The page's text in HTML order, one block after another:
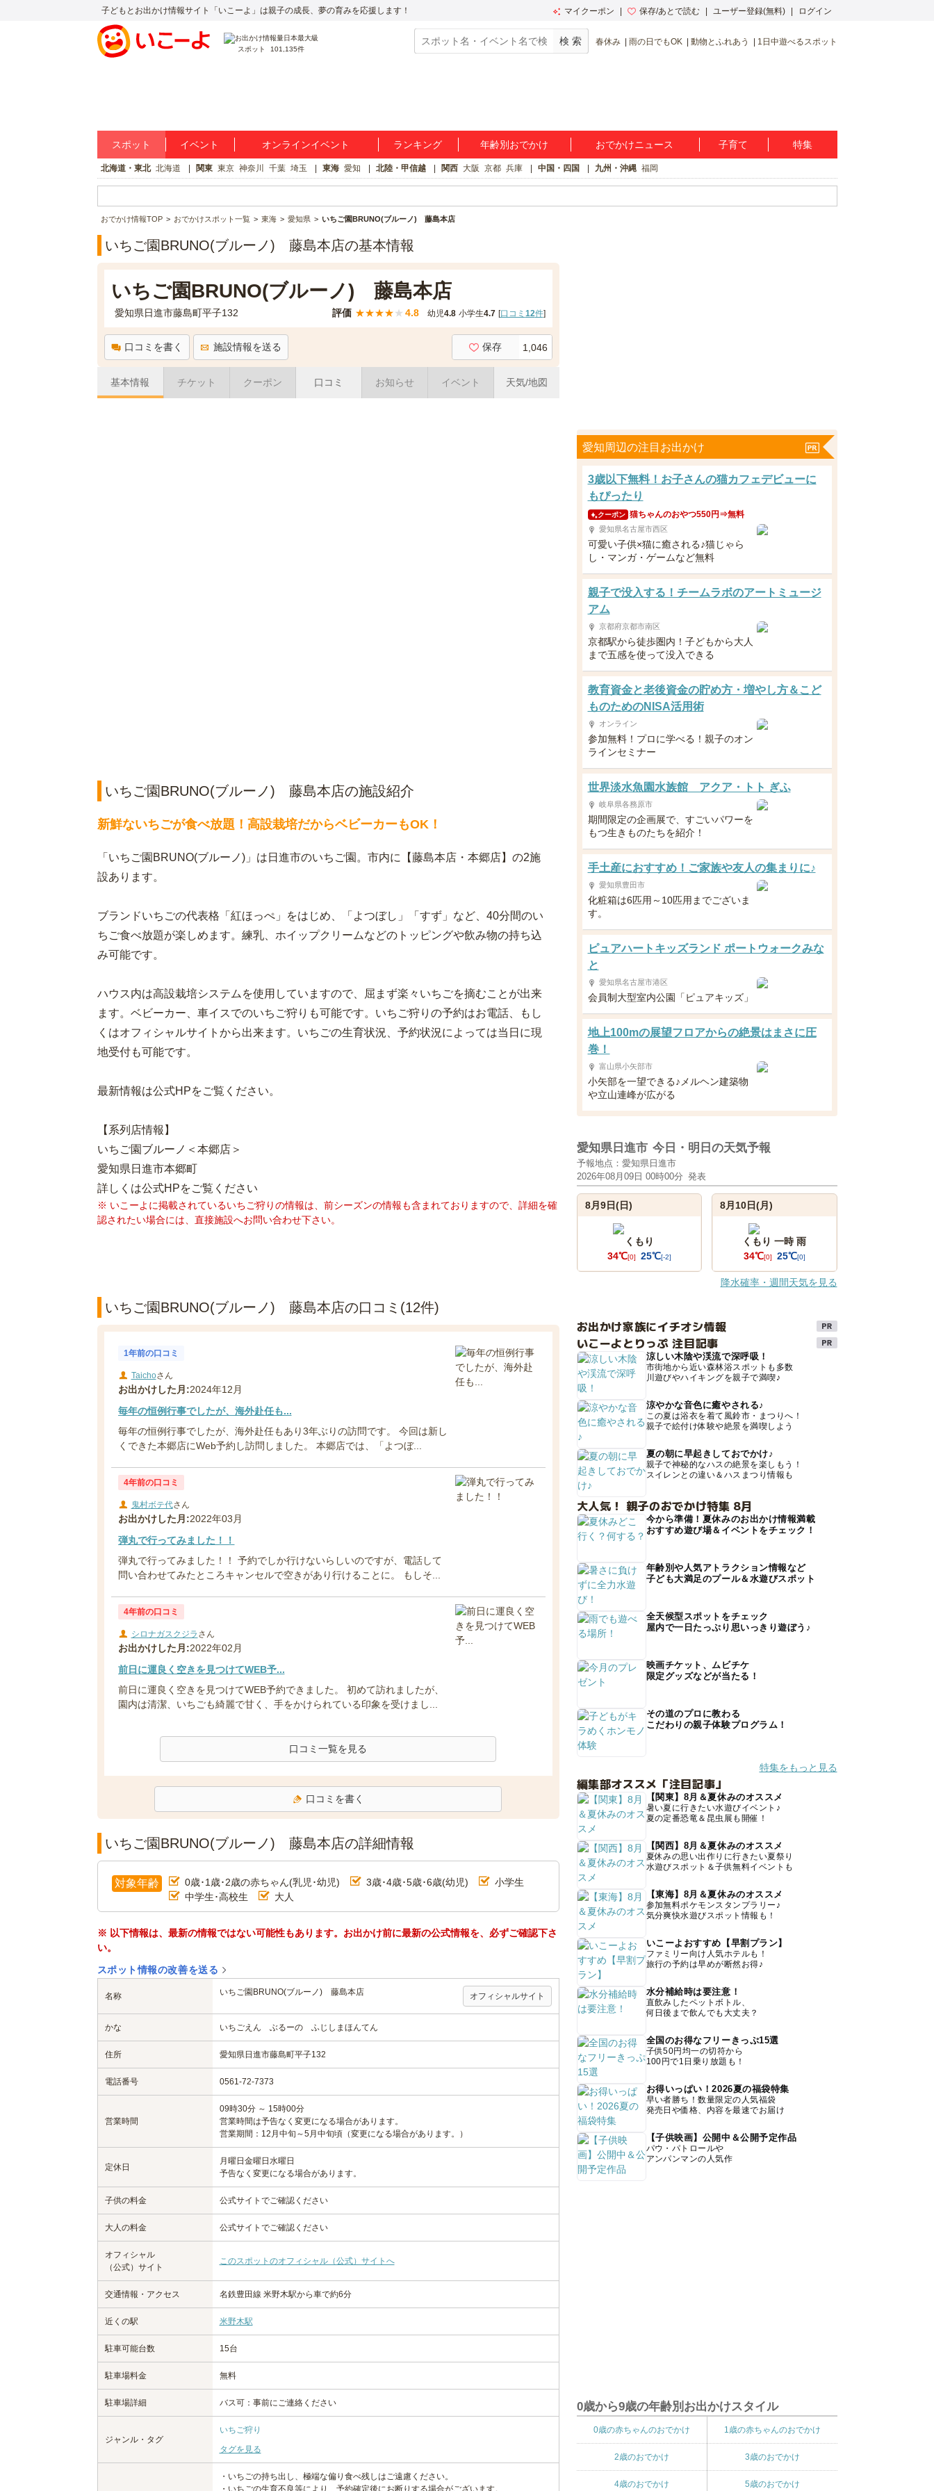
子どもとお出かけ情報サイト「いこーよ」は親子の成長、夢の育みを応援します！ マイクーポン 保存/あとで読む ユーザー登録(無料) ログイン
スポット 101,135件
春休み 雨の日でもOK 動物とふれあう 1日中遊べるスポット
スポット イベント オンラインイベント ランキング 年齢別おでかけ おでかけニュース 子育て 特集
北海道・東北 北海道 関東 東京 神奈川 千葉 埼玉 東海 愛知 北陸・甲信越 関西 大阪 京都 兵庫 中国・四国 九州・沖縄 福岡
おでかけ情報TOP おでかけスポット一覧 東海 愛知県 いちご園BRUNO(ブルーノ) 藤島本店
いちご園BRUNO(ブルーノ) 藤島本店の基本情報
いちご園BRUNO(ブルーノ) 藤島本店
愛知県日進市藤島町平子132 評価 ★★★★★ 4.8 幼児4.8 小学生4.7 [口コミ 12件]
口コミを書く 施設情報を送る 保存 1,046
基本情報 チケット クーポン 口コミ お知らせ イベント 天気/地図
いちご園BRUNO(ブルーノ) 藤島本店の施設紹介
新鮮ないちごが食べ放題！高設栽培だからベビーカーもOK！
「いちご園BRUNO(ブルーノ)」は日進市のいちご園。市内に【藤島本店・本郷店】の2施
設あります。
ブランドいちごの代表格「紅ほっぺ」をはじめ、「よつぼし」「すず」など、40分間のい
ちご食べ放題が楽しめます。練乳、ホイップクリームなどのトッピングや飲み物の持ち込
み可能です。
ハウス内は高設栽培システムを使用していますので、屈まず楽々いちごを摘むことが出来
ます。ベビーカー、車イスでのいちご狩りも可能です。いちご狩りの予約はお電話、もし
くはオフィシャルサイトから出来ます。いちごの生育状況、予約状況によっては当日に現
地受付も可能です。
最新情報は公式HPをご覧ください。
【系列店情報】
いちご園ブルーノ＜本郷店＞
愛知県日進市本郷町
詳しくは公式HPをご覧ください
※ いこーよに掲載されているいちご狩りの情報は、前シーズンの情報も含まれておりますので、詳細を確
認されたい場合には、直接施設へお問い合わせ下さい。
いちご園BRUNO(ブルーノ) 藤島本店の口コミ(12件)
1年前の口コミ
Taichoさん
お出かけした月:2024年12月
毎年の恒例行事でしたが、海外赴任も...
毎年の恒例行事でしたが、海外赴任もあり3年ぶりの訪問です。 今回は新し
くできた本郷店にWeb予約し訪問しました。 本郷店では、「よつぼ...
4年前の口コミ
鬼村ボテ代さん
お出かけした月:2022年03月
弾丸で行ってみました！！
弾丸で行ってみました！！ 予約でしか行けないらしいのですが、電話して
問い合わせてみたところキャンセルで空きがあり行けることに。 もしそ...
4年前の口コミ
シロナガスクジラ さん
お出かけした月:2022年02月
前日に運良く空きを見つけてWEB予...
前日に運良く空きを見つけてWEB予約できました。 初めて訪れましたが、
園内は清潔、いちごも綺麗で甘く、手をかけられている印象を受けまし...
口コミ一覧を見る
口コミを書く
いちご園BRUNO(ブルーノ) 藤島本店の詳細情報
対象年齢 0歳･1歳･2歳の赤ちゃん(乳児･幼児) 3歳･4歳･5歳･6歳(幼児)
小学生
中学生･高校生
大人
※ 以下情報は、最新の情報ではない可能性もあります。お出かけ前に最新の公式情報を、必ずご確認下さ
い。
スポット情報の改善を送る
名称 いちご園BRUNO(ブルーノ) 藤島本店 オフィシャルサイト
かな いちごえん ぶるーの ふじしまほんてん
住所 愛知県日進市藤島町平子132
電話番号 0561-72-7373
営業時間
09時30分 ～ 15時00分
営業時間は予告なく変更になる場合があります。
営業期間：12月中旬～5月中旬頃（変更になる場合があります。）
定休日
月曜日 金曜日 水曜日
予告なく変更になる場合があります。
子供の料金 公式サイトでご確認ください
大人の料金 公式サイトでご確認ください
オフィシャル
（公式）サイト
このスポットのオフィシャル（公式）サイトへ
交通情報・アクセス 名鉄豊田線 米野木駅から車で約6分
近くの駅 米野木駅
駐車可能台数 15台
駐車場料金 無料
駐車場詳細 バス可：事前にご連絡ください
ジャンル・タグ
いちご狩り
タグを見る
・いちごの持ち出し、極端な偏り食べ残しはご遠慮ください。
・いちごの生育不良等により、予約確定後にお断りする場合がございます。
愛知周辺の注目お出かけ
3歳以下無料！お子さんの猫カフェデビューに
もぴったり
クーポン 猫ちゃんのおやつ550円⇒無料
愛知県名古屋市西区
可愛い子供×猫に癒される♪猫じゃら
し・マンガ・ゲームなど無料
親子で没入する！チームラボのアートミュージ
アム
京都府京都市南区
京都駅から徒歩圏内！子どもから大人
まで五感を使って没入できる
教育資金と老後資金の貯め方・増やし方＆こど
ものためのNISA活用術
オンライン
参加無料！プロに学べる！親子のオン
ラインセミナー
世界淡水魚園水族館 アクア・トト ぎふ
岐阜県各務原市
期間限定の企画展で、すごいパワーを
もつ生きものたちを紹介！
手土産におすすめ！ご家族や友人の集まりに♪
愛知県豊田市
化粧箱は6匹用～10匹用までございま
す。
ピュアハートキッズランド ポートウォークみな
と
愛知県名古屋市港区
会員制大型室内公園「ピュアキッズ」
地上100mの展望フロアからの絶景はまさに圧
巻！
富山県小矢部市
小矢部を一望できる♪メルヘン建築物
や立山連峰が広がる
愛知県日進市 今日・明日の天気予報
予報地点：愛知県日進市
2026年08月09日 00時00分 発表
8月9日(日)
くもり
34℃[0] 25℃[-2]
8月10日(月)
くもり 一時 雨
34℃[0] 25℃[0]
降水確率・週間天気を見る
お出かけ家族にイチオシ情報
いこーよとりっぷ 注目記事
涼しい木陰や渓流で深呼吸！
市街地から近い森林浴スポットも多数
川遊びやハイキングを親子で満喫♪
涼やかな音色に癒やされる♪
この夏は浴衣を着て風鈴市・まつりへ！
親子で絵付け体験や絶景を満喫しよう
夏の朝に早起きしておでかけ♪
親子で神秘的なハスの絶景を楽しもう！
スイレンとの違い＆ハスまつり情報も
大人気！ 親子のおでかけ特集 8月
今から準備！夏休みのお出かけ情報満載
おすすめ遊び場＆イベントをチェック！
年齢別や人気アトラクション情報など
子ども大満足のプール＆水遊びスポット
全天候型スポットをチェック
屋内で一日たっぷり思いっきり遊ぼう♪
映画チケット、ムビチケ
限定グッズなどが当たる！
その道のプロに教わる
こだわりの親子体験プログラム！
特集をもっと見る
編集部オススメ「注目記事」
【関東】8月＆夏休みのオススメ
暑い夏に行きたい水遊びイベント♪
夏の定番恐竜＆昆虫展も開催！
【関西】8月＆夏休みのオススメ
夏休みの思い出作りに行きたい夏祭り
水遊びスポット＆子供無料イベントも
【東海】8月＆夏休みのオススメ
参加無料ポケモンスタンプラリー♪
気分爽快水遊びスポット情報も！
いこーよおすすめ【早割プラン】
ファミリー向け人気ホテルも！
旅行の予約は早めが断然お得♪
水分補給時は要注意！
直飲みしたペットボトル、
何日後まで飲んでも大丈夫？
全国のお得なフリーきっぷ15選
子供50円均一の切符から
100円で1日乗り放題も！
お得いっぱい！2026夏の福袋特集
早い者勝ち！数量限定の人気福袋
発売日や価格、内容を最速でお届け
【子供映画】公開中＆公開予定作品
パウ・パトロールや
アンパンマンの人気作
0歳から9歳の年齢別お出かけスタイル
0歳の赤ちゃんのおでかけ 1歳の赤ちゃんのおでかけ
2歳のおでかけ 3歳のおでかけ
4歳のおでかけ 5歳のおでかけ